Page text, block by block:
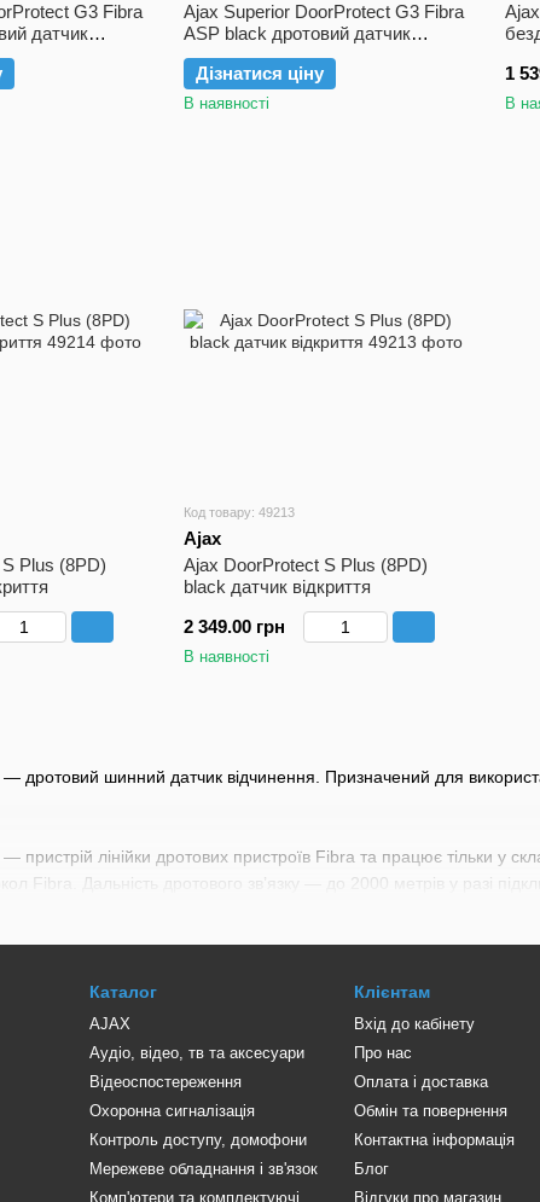
дротовий шинний датчик відчинення. Призначений для
пристрій лінійки дротових пристроїв Fibra та працює тільки у
Fibra. Дальність дротового зв’язку — до 2000 метрів у разі
G3 Fibra
датчик
Ajax Superior DoorProtect G3 Fibra
ASP black дротовий датчик
відкриття
Дізнатися ціну
В наявності
1
В
Plus (8PD)
Код товару: 49213
Ajax
Ajax DoorProtect S Plus (8PD)
black датчик відкриття
2 349.00 грн
В наявності
Каталог
AJAX
Аудіо, відео, тв та аксесуари
Відеоспостереження
Охоронна сигналізація
Контроль доступу, домофони
Мережеве обладнання і зв'язок
Комп'ютери та комплектуючі
Клієнтам
Вхід до кабінету
Про нас
Оплата і доставка
Обмін та повернення
Контактна інформація
Блог
Відгуки про магазин